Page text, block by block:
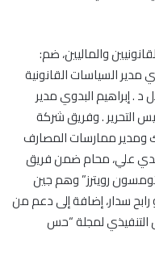
والماليين، ضم:
السياسات القانونية
د . إبراهيم البدوي مدير
التحرير . وفريق شركة
ومدير ممارسات المصارف
علي، محام ضمن فريق
رويترز” وهم جين
رابح سدار، إضافة إلى دعم من
التنفيذي لمجلة “حس